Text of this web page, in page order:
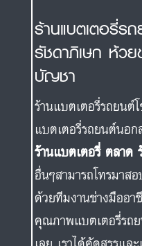
ร้านแบตเตอรี่ร
รัชดาภิเษก ห้ว
บัญชา
ร้านแบตเตอรี่รถยน
แบตเตอรี่รถยนต์นอ
ร้านแบตเตอรี่ ตลาด
อื่นๆสามารถโทรมาส
ด้วยทีมงานช่างมืออา
คุณภาพแบตเตอรี่รถ